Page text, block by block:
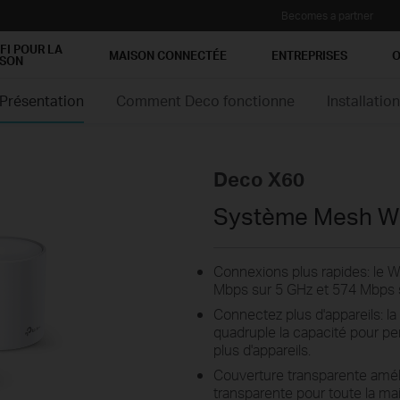
POUR LA MAISON CONNECTÉE ENTREPRISES
Présentation Comment Deco fonctionne
Deco X60
Système Mesh
Connexions plus rapides: le
Mbps sur 5 GHz et 574 Mbps
Connectez plus d'appareils:
quadruple la capacité pour
plus d'appareils.
Couverture transparente
transparente pour toute la